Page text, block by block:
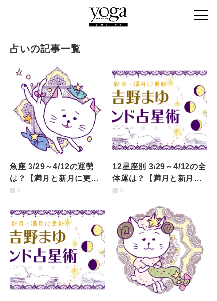
占いの記事一覧
魚座 3/29～4/12の運勢
は？【満月と新月に更
新！インド占星術】
0
12星座別 3/29～4/12の全
体運は？【満月と新月に
更新！インド占星術】
0